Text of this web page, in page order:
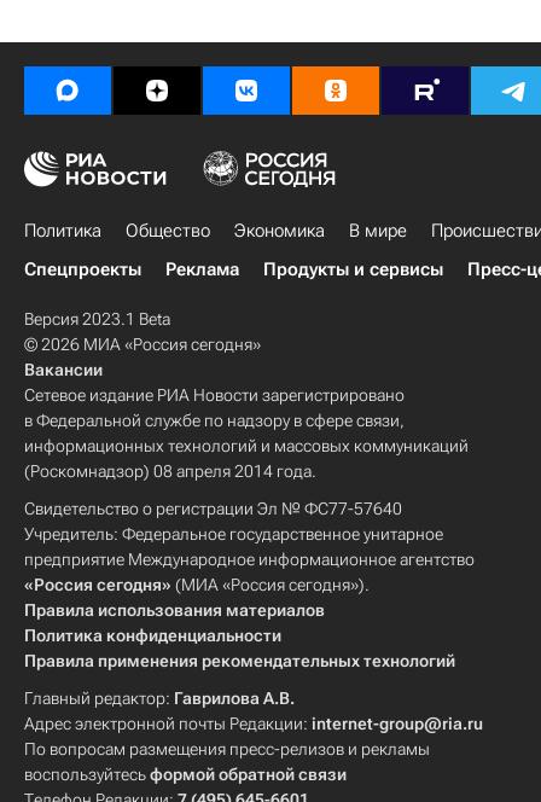
Политика Общество Экономика В мире
Спецпроекты
Реклама Продукты и сервисы Пресс-
Версия 2023.1 Beta
© 2026 МИА «Россия сегодня»
Вакансии
Сетевое издание РИА Новости зарегистрировано
в Федеральной службе по надзору в сфере связи,
информационных технологий и массовых коммуникаций
(Роскомнадзор) 08 апреля 2014 года.
Свидетельство о регистрации Эл № ФС77-57640
Учредитель: Федеральное государственное унитарное
предприятие Международное информационное агентство
«Россия сегодня» (МИА «Россия сегодня»).
Правила использования материалов
Политика конфиденциальности
Правила применения рекомендательных технологий
Главный редактор: Гаврилова А.В.
Адрес электронной почты Редакции: internet-group@ria.ru
По вопросам размещения пресс-релизов и рекламы
воспользуйтесьформой обратной связи